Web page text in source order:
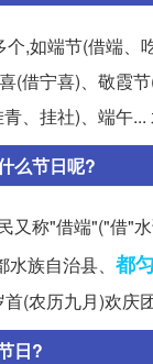
,如端节(借端、
(借宁喜)、敬霞
、挂社)、端午...
么节日呢?
又称"借端"("借"水
族自治县、 都匀
(农历九月)欢庆
日?